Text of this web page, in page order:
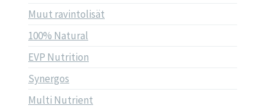
Muut ravintolisät
100% Natural
EVP Nutrition
Synergos
Multi Nutrient